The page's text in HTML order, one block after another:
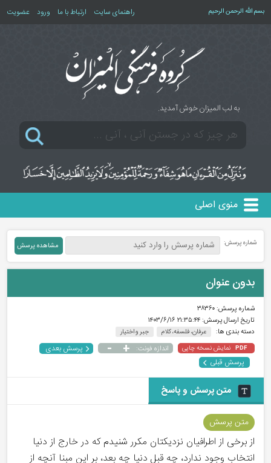
بسم الله الرحمن الرحیم راهنمای سایت ارتباط با ما ورود عضویت
به لب المیزان خوش آمدید.
منوی اصلی
شماره پرسش:
بدون عنوان
شماره پرسش:۳۸۳۶۰
تاریخ ارسال پرسش:۲۱:۳۵:۴۴ ۱۴۰۳/۶/۱۶
دسته بندی ها:
عرفان، فلسفه، کلام جبر و اختیار
PDF نمایش نسخه چاپی اندازه فونت: +
-
پرسش بعدی
پرسش قبلی
متن پرسش و پاسخ
متن پرسش
از برخی از اطرافیان نزدیکتان مکرر شنیدم که در خارج از دنیا
انتخاب وجود ندارد، چه قبل دنیا چه بعد، بر این مبنا آنچه از